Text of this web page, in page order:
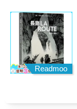
Readmoo